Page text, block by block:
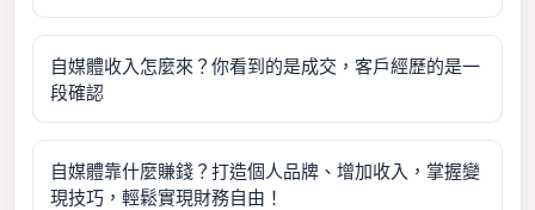
自媒體收入怎麼來？你看到的是成交，客戶經歷的是一
段確認
自媒體靠什麼賺錢？打造個人品牌、增加收入，掌握變
現技巧，輕鬆實現財務自由！